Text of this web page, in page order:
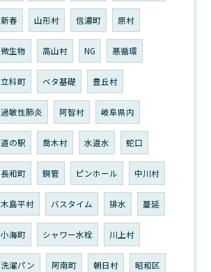
新春 山形村 信濃町 原村
微生物 高山村 NG 悪循環
立科町 ベタ基礎 豊丘村
過敏性肺炎 阿智村 岐阜県内
道の駅 喬木村 水道水 蛇口
長和町 銅管 ピンホール 中川村
木島平村 バスタイム 排水 蔓延
小海町 シャワー水栓 川上村
洗濯パン 阿南町 朝日村 昭和区